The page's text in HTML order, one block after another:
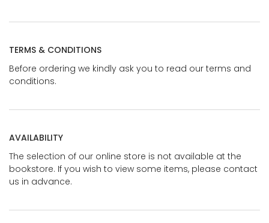
TERMS & CONDITIONS
Before ordering we kindly ask you to read our terms and
conditions.
AVAILABILITY
The selection of our online store is not available at the
bookstore. If you wish to view some items, please contact
us in advance.